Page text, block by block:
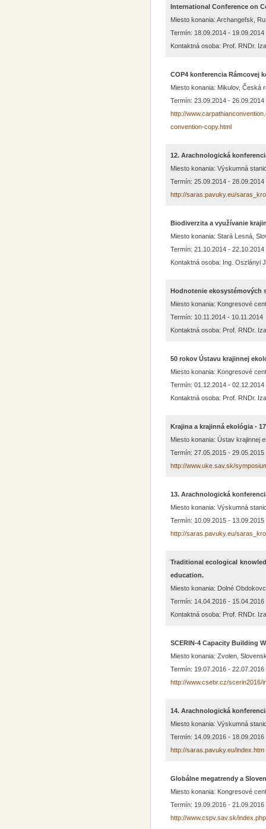
International Conference on
Miesto konania: Archangeľsk,
Termín: 18.09.2014 - 19.09.2014
Kontaktná osoba: Prof. RNDr.
COP4 konferencia Rámcovej
Miesto konania: Mikulov, Česká
Termín: 23.09.2014 - 26.09.2014
http://
convention-copy.html
12. Arachnologická
Miesto konania: Výskumná
Termín: 25.09.2014 - 28.09.2014
http://saras.pavuky.eu/
Biodiverzita a využívanie
Miesto konania: Stará Lesná,
Termín: 21.10.2014 - 22.10.2014
Kontaktná osoba: Ing. Oszlányi
Hodnotenie ekosystémových
Miesto konania: Kongresové
Termín: 10.11.2014 - 10.11.2014
Kontaktná osoba: Prof. RNDr.
50 rokov Ústavu krajinnej
Miesto konania: Kongresové
Termín: 01.12.2014 - 02.12.2014
Kontaktná osoba: Prof. RNDr.
Krajina a krajinná ekológia -
Miesto konania: Ústav krajinnej
Termín: 27.05.2015 - 29.05.2015
http://www.uke.sav.sk/
13. Arachnologická
Miesto konania: Výskumná
Termín: 10.09.2015 - 13.09.2015
http://saras.pavuky.eu/
Traditional ecological
education.
Miesto konania: Dolné
Termín: 14.04.2016 - 15.04.2016
Kontaktná osoba: Prof. RNDr.
SCERIN-4 Capacity Building
Miesto konania: Zvolen,
Termín: 19.07.2016 - 22.07.2016
http://www.csebr.cz/scerin2016/
14. Arachnologická
Miesto konania: Výskumná
Termín: 14.09.2016 - 18.09.2016
http://saras.pavuky.eu/index.htm
Globálne megatrendy a
Miesto konania: Kongresové
Termín: 19.09.2016 - 21.09.2016
http://www.cspv.sav.sk/